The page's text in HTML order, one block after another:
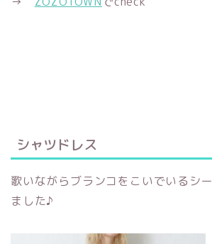
シャツドレス
歌いながらブランコをこいでいるシ
ました♪